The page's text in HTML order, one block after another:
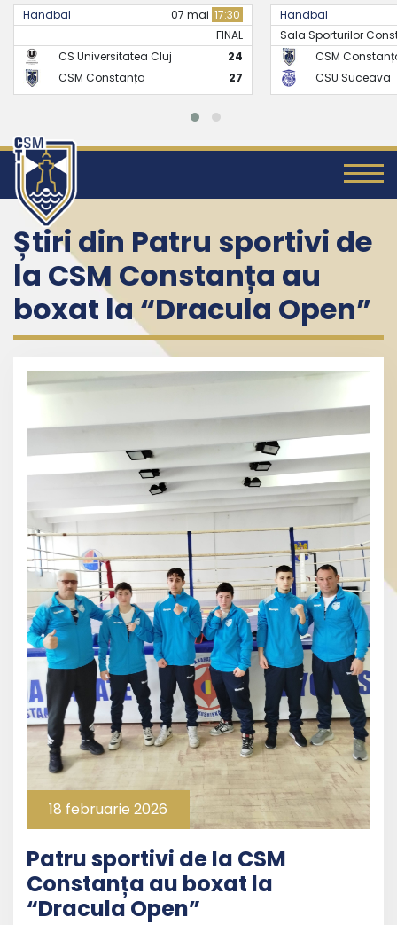
17:30
24
27
Handbal 21 mai
17:30
Sala Sporturilor Constanta -..
FINAL
CSM Constanța
26
CSU Suceava
24
Handbal
CS
CSM
Știri din Patru sportivi de
la CSM Constanța au
boxat la “Dracula Open”
18 februarie 2026
Patru sportivi de la CSM
Constanța au boxat la
“Dracula Open”